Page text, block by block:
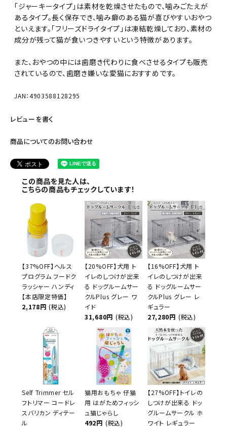
「ジャーキータイプ」は素材を乾燥させたもので、噛みごたえが
あるタイプ。長く保存でき、噛み癖のある猫が喜びやすいおやつ
といえます。「フリーズドライタイプ」は凍結乾燥しており、素材の
成分が残って猫が食いつきやすいという特徴があります。
また、おやつの中には歯磨き代わりに食べさせるタイプも販売
されているので、歯磨き嫌いな愛猫におすすめです。
JAN：4903588128295
レビューを書く
商品についてのお問い合わせ
この商品を見た人は、
こちらの商品もチェックしています！
【37%OFF】ヘルス
プログラム フードク
ラッシャー ハンディ
【本店限定特価】
2,178円 (税込)
【20%OFF】犬用 ト
イレのしつけが出来
る ドッグルームサー
クルPlus グレー ワ
イド
31,680円 (税込)
【16%OFF】犬用 ト
イレのしつけが出来
る ドッグルームサー
クルPlus グレー レ
ギュラー
27,280円 (税込)
Self Trimmer セル
フトリマー コードレ
スバリカン ディテー
ル
猫用おもちゃ 仔猫
用 はがためフィッシ
ュ猫じゃらし
492円 (税込)
【27%OFF】トイレの
しつけが出来る ドッ
グルームサークル ホ
ワイト レギュラー